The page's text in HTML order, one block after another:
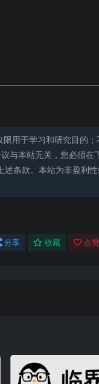
用于学习和研究目的；
与本站无关，您必须在
述条款。本站为非盈利
分享 收藏 点